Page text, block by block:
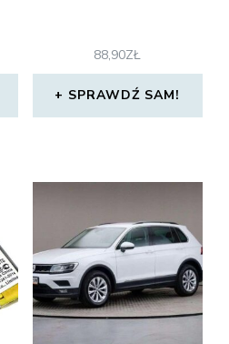
88,90ZŁ
SPRAWDŹ SAM!